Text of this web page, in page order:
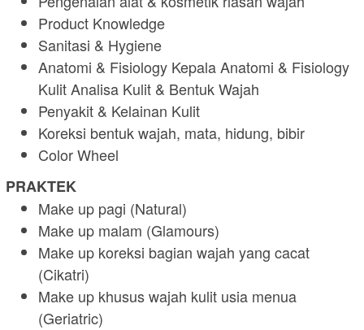
Product Knowledge
Sanitasi & Hygiene
Anatomi & Fisiology Kepala Anatomi & Fisiology
Kulit Analisa Kulit & Bentuk Wajah
Penyakit & Kelainan Kulit
Koreksi bentuk wajah, mata, hidung, bibir
Color Wheel
PRAKTEK
Make up pagi (Natural)
Make up malam (Glamours)
Make up koreksi bagian wajah yang cacat
(Cikatri)
Make up khusus wajah kulit usia menua
(Geriatric)